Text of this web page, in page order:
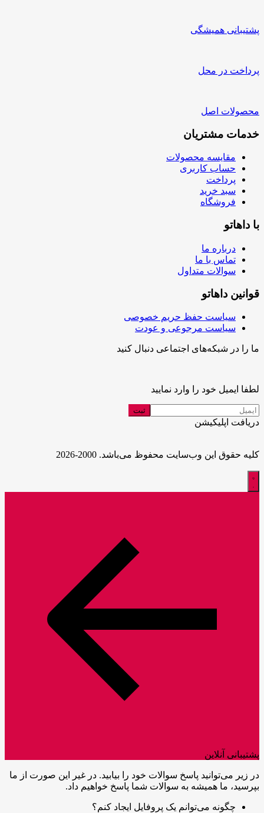
پشتیبانی همیشگی
پرداخت در محل
محصولات اصل
خدمات مشتریان
مقایسه محصولات
حساب کاربری
پرداخت
سبد خرید
فروشگاه
با داهاتو
درباره ما
تماس با ما
سوالات متداول
قوانین داهاتو
سیاست حفظ حریم خصوصی
سیاست مرجوعی و عودت
ما را در شبکه‌های اجتماعی دنبال کنید
لطفا ایمیل خود را وارد نمایید
دریافت اپلیکیشن
کلیه حقوق این وب‌سایت محفوظ می‌باشد. 2000-2026
پشتیبانی آنلاین
در زیر می‌توانید پاسخ سوالات خود را بیابید. در غیر این صورت از ما
بپرسید، ما همیشه به سوالات شما پاسخ خواهیم داد.
چگونه می‌توانم یک پروفایل ایجاد کنم؟